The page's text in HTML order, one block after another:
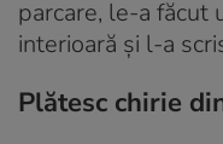
parcare, le-a făcut
interioară şi l-a
Plătesc chirie